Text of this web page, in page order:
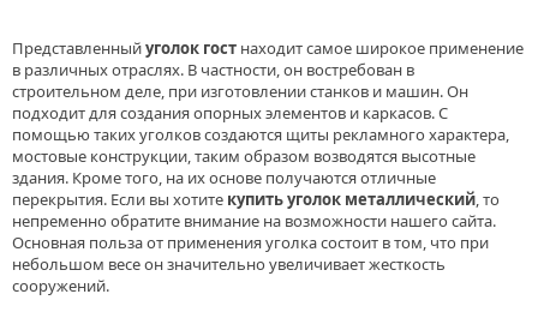
Представленныйуголок гост находит самое широкое применение
в различных отраслях. В частности, он востребован в
строительном деле, при изготовлении станков и машин. Он
подходит для создания опорных элементов и каркасов. С
помощью таких уголков создаются щиты рекламного характера,
мостовые конструкции, таким образом возводятся высотные
здания. Кроме того, на их основе получаются отличные
перекрытия. Если вы хотите купить уголок металлический, то
непременно обратите внимание на возможности нашего сайта.
Основная польза от применения уголка состоит в том, что при
небольшом весе он значительно увеличивает жесткость
сооружений.